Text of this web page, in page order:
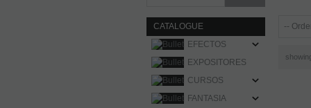
CATALOGUE
EFECTOS
EXPOSITORES
CURSOS
FANTASIA